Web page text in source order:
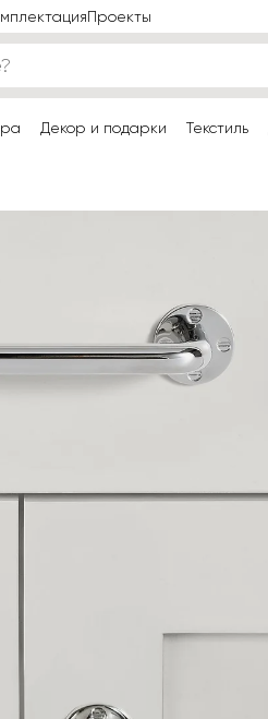
Проекты
Декор и подарки Текстиль